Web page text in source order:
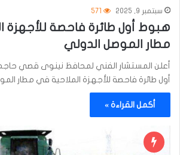
سبتمبر 9, 2025 571
هبوط أول طائرة فاحصة للأجهزة
مطار الموصل الدولي
أعلن المستشار الفني لمحافظ نينوى قصي حاجم،
أول طائرة فاحصة للأجهزة الملاحية في مطار
أكمل القراءة »